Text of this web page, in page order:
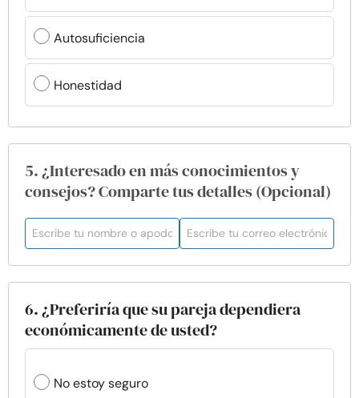
Autosuficiencia
Honestidad
5. ¿Interesado en más conocimientos y
consejos? Comparte tus detalles (Opcional)
6. ¿Preferiría que su pareja dependiera
económicamente de usted?
No estoy seguro